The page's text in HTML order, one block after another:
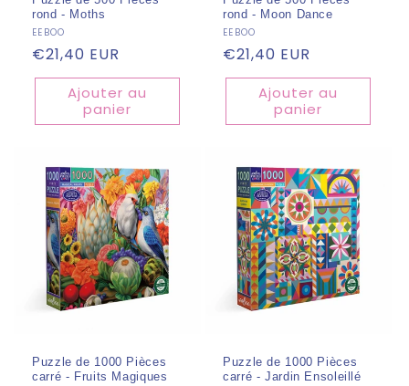
rond - Moths
Fournisseur :
EEBOO
Prix
habituel
€21,40 EUR
Ajouter au
panier
rond - Moon Dance
Fournisseur :
EEBOO
Prix
habituel
€21,40 EUR
Ajouter au
panier
Puzzle de 1000 Pièces
carré - Fruits Magiques
Puzzle de 1000 Pièces
carré - Jardin Ensoleillé